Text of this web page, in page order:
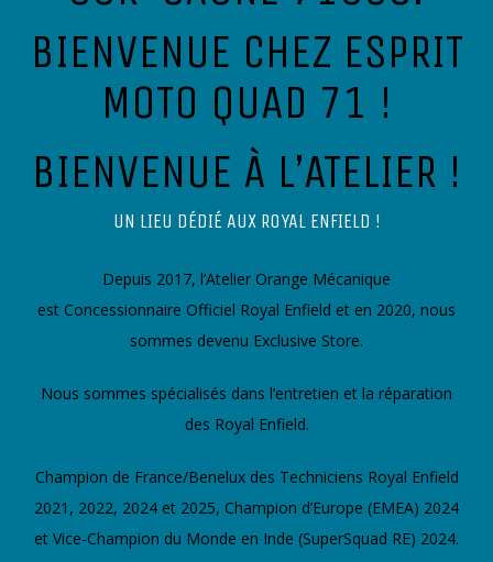
BIENVENUE CHEZ ESPRIT
MOTO QUAD 71 !
BIENVENUE À L’ATELIER !
UN LIEU DÉDIÉ AUX ROYAL ENFIELD !
Depuis 2017, l’Atelier Orange Mécanique
est Concessionnaire Officiel Royal Enfield et en 2020, nous
sommes devenu Exclusive Store.
Nous sommes spécialisés dans l’entretien et la réparation
des Royal Enfield.
Champion de France/Benelux des Techniciens Royal Enfield
2021, 2022, 2024 et 2025, Champion d’Europe (EMEA) 2024
et Vice-Champion du Monde en Inde (SuperSquad RE) 2024.